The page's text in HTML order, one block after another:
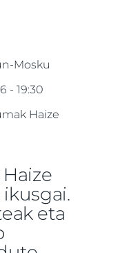
Mosku
- 19:30
Haize
eta